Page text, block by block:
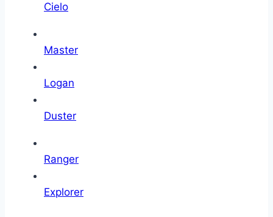
Cielo
Master
Logan
Duster
Ranger
Explorer